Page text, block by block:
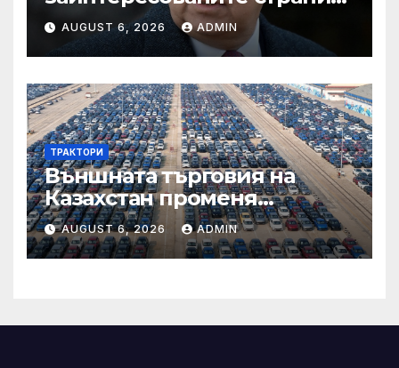
във външното осигуряване
на качеството“
AUGUST 6, 2026 ADMIN
ТРАКТОРИ
Външната търговия на
Казахстан променя
структурата си – шест
тенденции
AUGUST 6, 2026 ADMIN